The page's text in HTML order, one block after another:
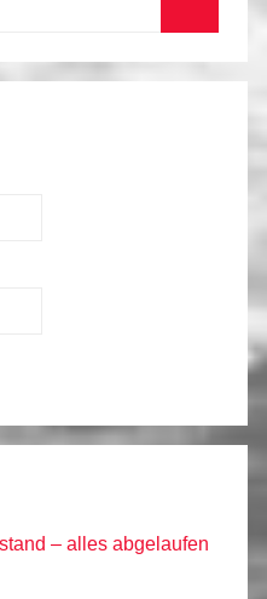
– alles abgelaufen